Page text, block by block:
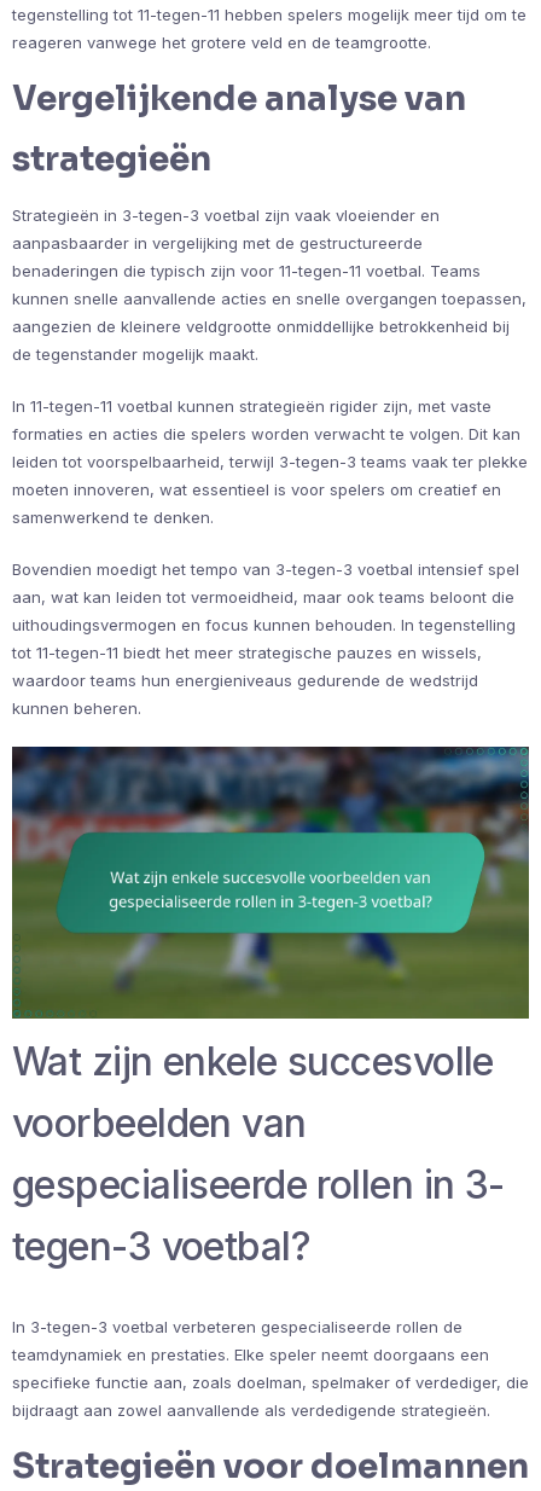
tegenstelling tot 11-tegen-11 hebben spelers mogelijk meer tijd om te
reageren vanwege het grotere veld en de teamgrootte.
Vergelijkende analyse van
strategieën
Strategieën in 3-tegen-3 voetbal zijn vaak vloeiender en
aanpasbaarder in vergelijking met de gestructureerde
benaderingen die typisch zijn voor 11-tegen-11 voetbal. Teams
kunnen snelle aanvallende acties en snelle overgangen toepassen,
aangezien de kleinere veldgrootte onmiddellijke betrokkenheid bij
de tegenstander mogelijk maakt.
In 11-tegen-11 voetbal kunnen strategieën rigider zijn, met vaste
formaties en acties die spelers worden verwacht te volgen. Dit kan
leiden tot voorspelbaarheid, terwijl 3-tegen-3 teams vaak ter plekke
moeten innoveren, wat essentieel is voor spelers om creatief en
samenwerkend te denken.
Bovendien moedigt het tempo van 3-tegen-3 voetbal intensief spel
aan, wat kan leiden tot vermoeidheid, maar ook teams beloont die
uithoudingsvermogen en focus kunnen behouden. In tegenstelling
tot 11-tegen-11 biedt het meer strategische pauzes en wissels,
waardoor teams hun energieniveaus gedurende de wedstrijd
kunnen beheren.
Wat zijn enkele succesvolle
voorbeelden van
gespecialiseerde rollen in 3-
tegen-3 voetbal?
In 3-tegen-3 voetbal verbeteren gespecialiseerde rollen de
teamdynamiek en prestaties. Elke speler neemt doorgaans een
specifieke functie aan, zoals doelman, spelmaker of verdediger, die
bijdraagt aan zowel aanvallende als verdedigende strategieën.
Strategieën voor doelmannen